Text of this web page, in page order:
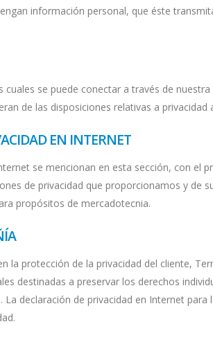
información personal, que éste
se puede conectar a través de
de las disposiciones relativas a privacidad
EN INTERNET
se mencionan en esta sección, con el
de privacidad que proporcionamos y de
propósitos de mercadotecnia.
la protección de la privacidad del cliente,
destinadas a preservar los derechos
declaración de privacidad en Internet para